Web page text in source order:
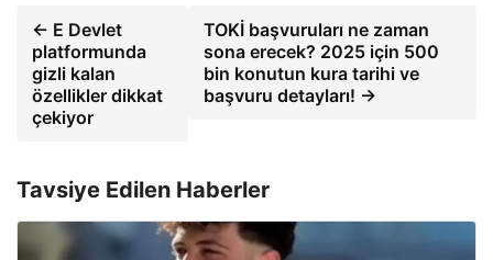
← E Devlet
platformunda
gizli kalan
özellikler dikkat
çekiyor
TOKİ başvuruları ne zaman
sona erecek? 2025 için 500
bin konutun kura tarihi ve
başvuru detayları! →
Tavsiye Edilen Haberler